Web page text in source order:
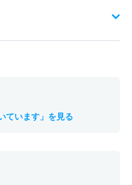
ています」を見る